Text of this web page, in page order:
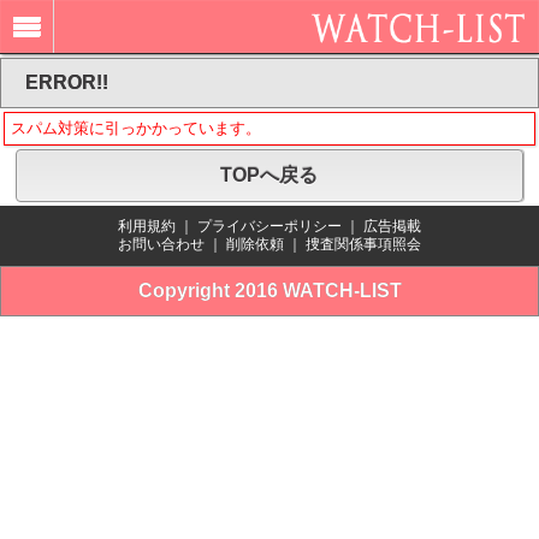
ERROR!!
スパム対策に引っかかっています。
TOPへ戻る
利用規約 プライバシーポリシー
広告掲載
お問い合わせ
削除依頼 捜査関係事項照会
Copyright 2016 WATCH-LIST